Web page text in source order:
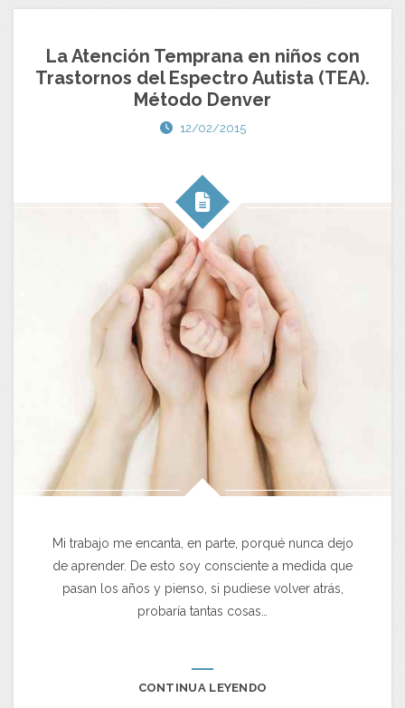
La Atención Temprana en niños con
Trastornos del Espectro Autista (TEA).
Método Denver
12/02/2015
Mi trabajo me encanta, en parte, porqué nunca dejo
de aprender. De esto soy consciente a medida que
pasan los años y pienso, si pudiese volver atrás,
probaría tantas cosas…
CONTINUA LEYENDO